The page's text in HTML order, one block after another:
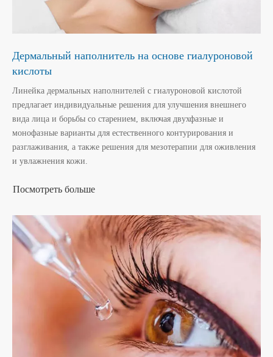
Дермальный наполнитель на основе гиалуроновой
кислоты
Линейка дермальных наполнителей с гиалуроновой кислотой
предлагает индивидуальные решения для улучшения внешнего
вида лица и борьбы со старением, включая двухфазные и
монофазные варианты для естественного контурирования и
разглаживания, а также решения для мезотерапии для оживления
и увлажнения кожи.
Посмотреть больше